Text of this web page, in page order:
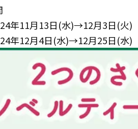
年11月13日(水)→12月3日(火)
年12月4日(水)→12月25日(水)